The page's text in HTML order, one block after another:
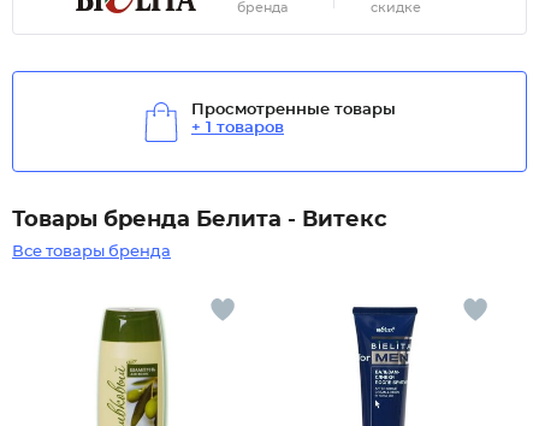
бренда
скидке
Просмотренные товары
+ 1 товаров
Товары бренда Белита - Витекс
Все товары бренда